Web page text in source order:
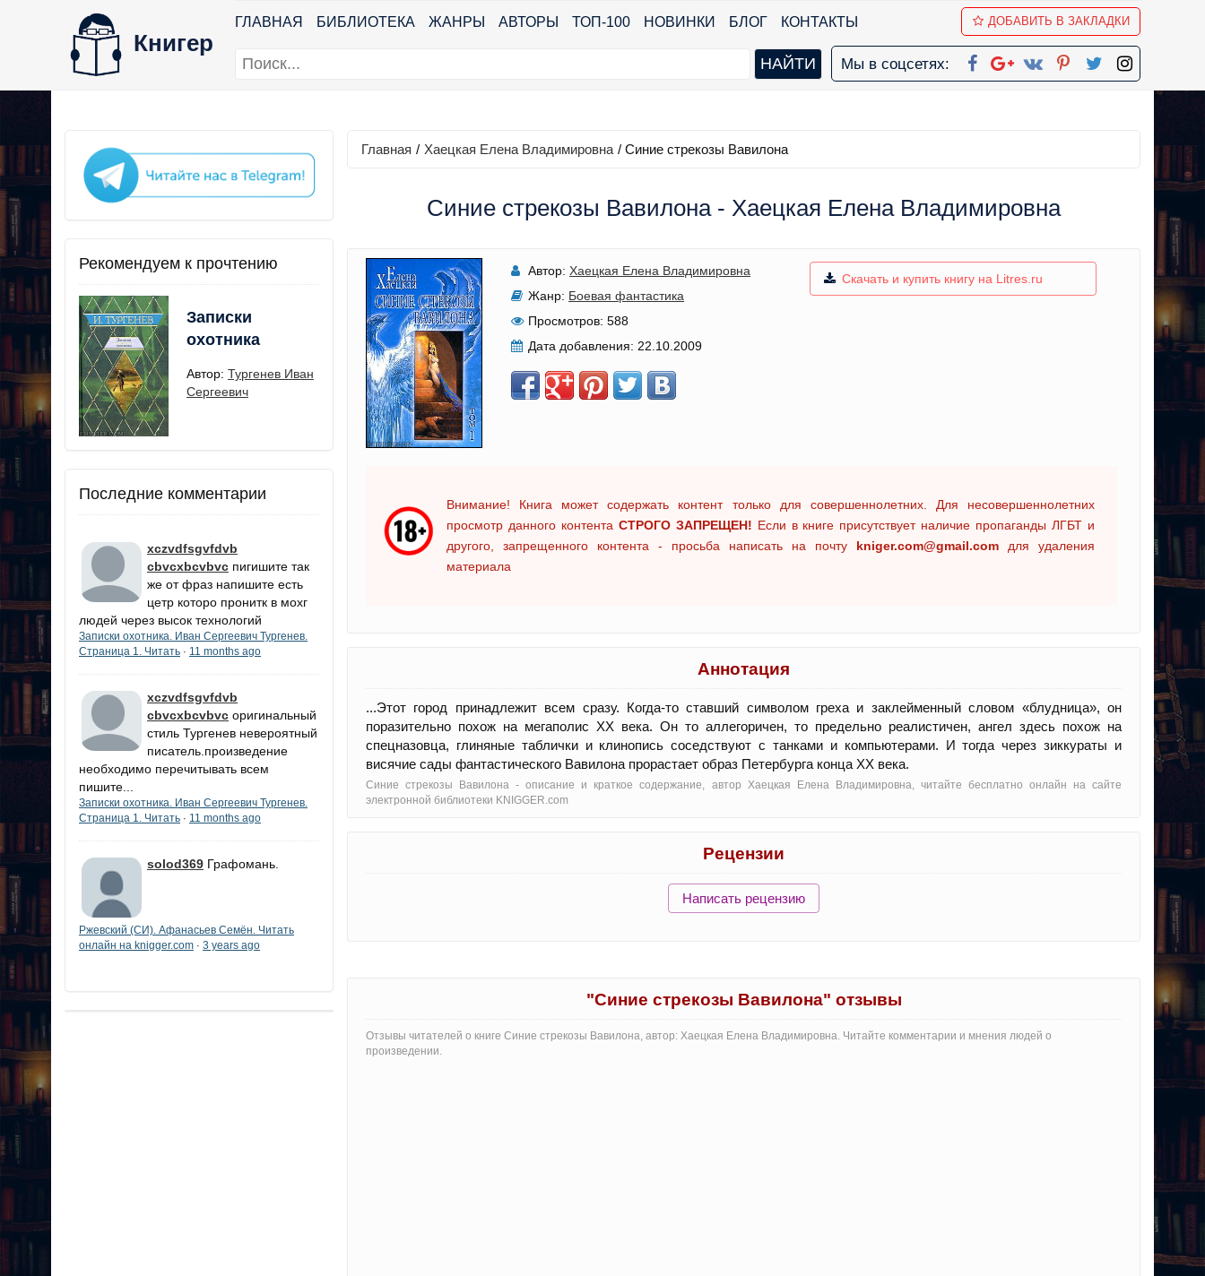
Книгер
ГЛАВНАЯ БИБЛИОТЕКА ЖАНРЫ АВТОРЫ ТОП-100 НОВИНКИ БЛОГ КОНТАКТЫ ДОБАВИТЬ В ЗАКЛАДКИ
Мы в соцсетях:
Рекомендуем к прочтению
Записки
охотника
Автор: Тургенев Иван
Сергеевич
Последние комментарии
xczvdfsgvfdvb
cbvcxbcvbvc пигишите так
же от фраз напишите есть
цетр которо пронитк в мохг
людей через высок технологий
Записки охотника. Иван Сергеевич Тургенев.
Страница 1. Читать · 11 months ago
xczvdfsgvfdvb
cbvcxbcvbvc оригинальный
стиль Тургенев невероятный
писатель.произведение
необходимо перечитывать всем
пишите...
Записки охотника. Иван Сергеевич Тургенев.
Страница 1. Читать · 11 months ago
solod369 Графомань.
Ржевский (СИ). Афанасьев Семён. Читать
онлайн на knigger.com · 3 years ago
Главная / Хаецкая Елена Владимировна / Синие стрекозы Вавилона
Синие стрекозы Вавилона - Хаецкая Елена Владимировна
Автор: Хаецкая Елена Владимировна
Жанр: Боевая фантастика
Просмотров: 588
Дата добавления: 22.10.2009
Скачать и купить книгу на Litres.ru
Внимание! Книга может содержать контент только для совершеннолетних. Для несовершеннолетних
просмотр данного контента СТРОГО ЗАПРЕЩЕН! Если в книге присутствует наличие пропаганды ЛГБТ и
другого, запрещенного контента - просьба написать на почту kniger.com@gmail.com для удаления
материала
Аннотация
...Этот город принадлежит всем сразу. Когда-то ставший символом греха и заклейменный словом «блудница», он
поразительно похож на мегаполис XX века. Он то аллегоричен, то предельно реалистичен, ангел здесь похож на
спецназовца, глиняные таблички и клинопись соседствуют с танками и компьютерами. И тогда через зиккураты и
висячие сады фантастического Вавилона прорастает образ Петербурга конца XX века.
Синие стрекозы Вавилона - oписание и краткое содержание, автор Хаецкая Елена Владимировна, читайте бесплатно онлайн на сайте
электронной библиотеки KNIGGER.com
Рецензии
Написать рецензию
"Синие стрекозы Вавилона" отзывы
Отзывы читателей о книге Синие стрекозы Вавилона, автор: Хаецкая Елена Владимировна. Читайте комментарии и мнения людей о
произведении.